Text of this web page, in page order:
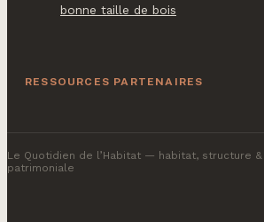
bonne taille de bois
RESSOURCES PARTENAIRES
Le Quotidien de l’Habitat — habitat, structure &
patrimoniale